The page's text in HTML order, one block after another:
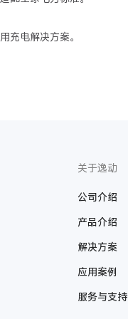
充电解决方案。
关于逸动
公司介绍
产品介绍
解决方案
应用案例
服务与支持